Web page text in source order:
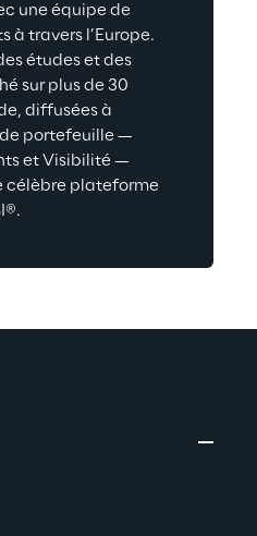
une équipe de
à travers l’Europe.
études et des
sur plus de 30
diffusées à
portefeuille —
et Visibilité —
célèbre plateforme